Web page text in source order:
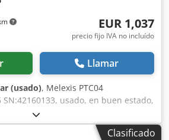
EUR 1,037
precio fijo IVA no incluído
Llamar
(usado), Melexis PTC04
SN:42160133, usado, en buen estado,
según fotos. Credpfx Adjx Et Ixj
Clasificado